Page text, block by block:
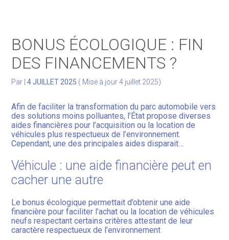
Gérer votre patrimoine
Facturation Électronique
BONUS ÉCOLOGIQUE : FIN
DES FINANCEMENTS ?
Par |4 JUILLET 2025 ( Mise à jour 4 juillet 2025)
Afin de faciliter la transformation du parc automobile vers
des solutions moins polluantes, l’État propose diverses
aides financières pour l’acquisition ou la location de
véhicules plus respectueux de l’environnement.
Cependant, une des principales aides disparait…
Véhicule : une aide financière peut en
cacher une autre
Le bonus écologique permettait d’obtenir une aide
financière pour faciliter l’achat ou la location de véhicules
neufs respectant certains critères attestant de leur
caractère respectueux de l’environnement